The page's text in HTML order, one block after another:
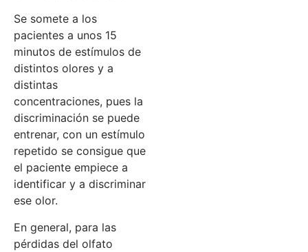
Se somete a los
pacientes a unos 15
minutos de estímulos de
distintos olores y a
distintas
concentraciones, pues la
discriminación se puede
entrenar, con un estímulo
repetido se consigue que
el paciente empiece a
identificar y a discriminar
ese olor.
En general, para las
pérdidas del olfato